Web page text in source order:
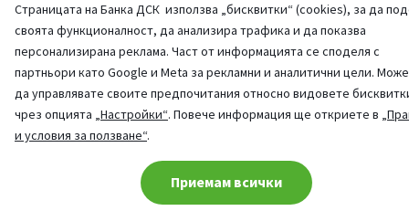
Страницата на Банка ДСК използва „бисквитки“ (cookies), за да
своята функционалност, да анализира трафика и да показва
персонализирана реклама. Част от информацията се споделя с
партньори като Google и Meta за рекламни и аналитични цели.
да управлявате своите предпочитания относно видовете
чрез опцията „Настройки“. Повече информация ще откриете в
и условия за ползване“.
Приемам всички
Cookie consent change